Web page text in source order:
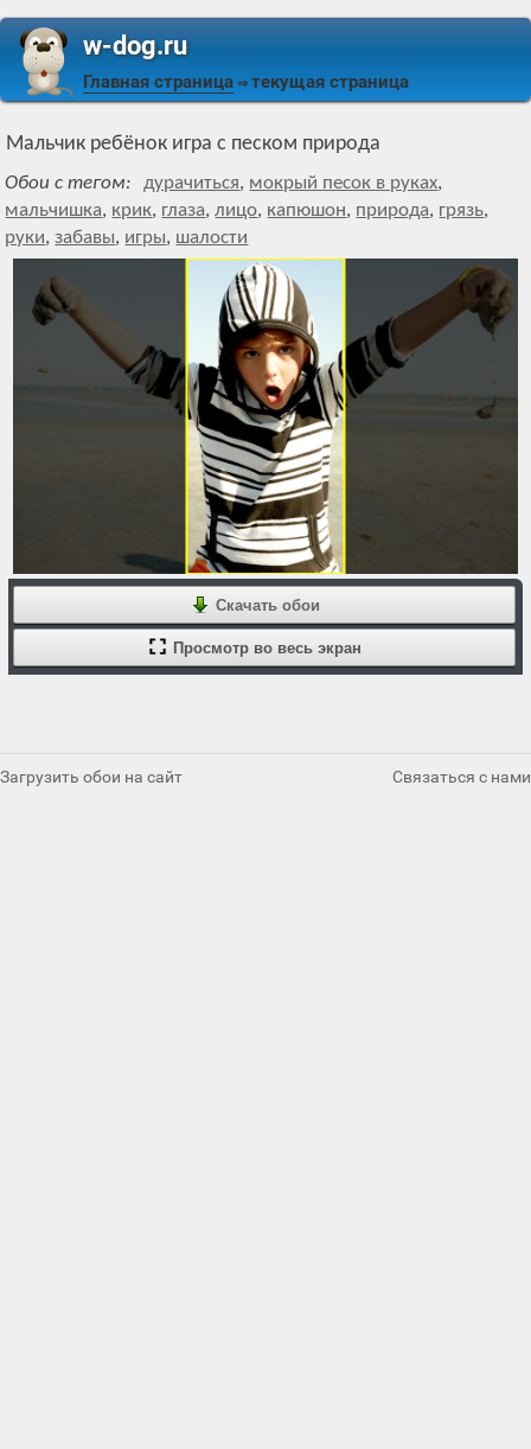
w-dog.ru
Главная страница ⇒ текущая страница
Мальчик ребёнок игра с песком природа
Обои с тегом: дурачиться, мокрый песок в руках,
мальчишка, крик, глаза,лицо, капюшон, природа, грязь,
руки,забавы, игры, шалости
Скачать обои
Просмотр во весь экран
Загрузить обои на сайт Связаться с нами